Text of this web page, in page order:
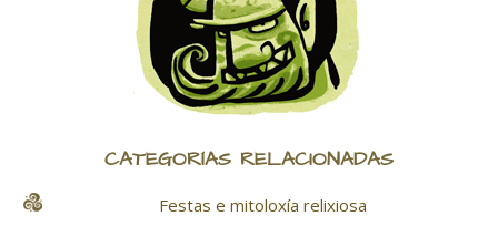
CATEGORÍAS RELACIONADAS
Festas e mitoloxía relixiosa